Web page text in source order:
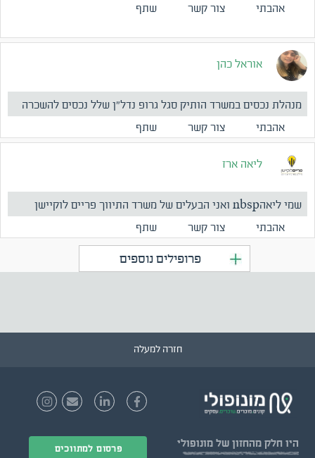
אהבתי
צור קשר שתף
אוראל כהן
מנהלת נכסים במשרד הותיק סגל גרופ נדל"ן שלל נכסים להשכרה
ומכ...אהבתי צור קשר שתף
ליאה ארז
שמי ליאהnbsp ואני הבעלים של משרד התיווך פריים לוקיישן
הממוקם...
אהבתי צור קשר שתף
חזרה למעלה
היו חלק מהחזון של מונופולי פרסום למתווכים